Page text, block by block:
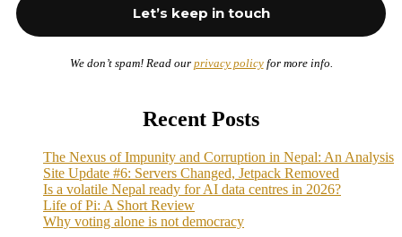
We don’t spam! Read our privacy policyfor more info.
Recent Posts
The Nexus of Impunity and Corruption in Nepal: An Analysis
Site Update #6: Servers Changed, Jetpack Removed
Is a volatile Nepal ready for AI data centres in 2026?
Life of Pi: A Short Review
Why voting alone is not democracy